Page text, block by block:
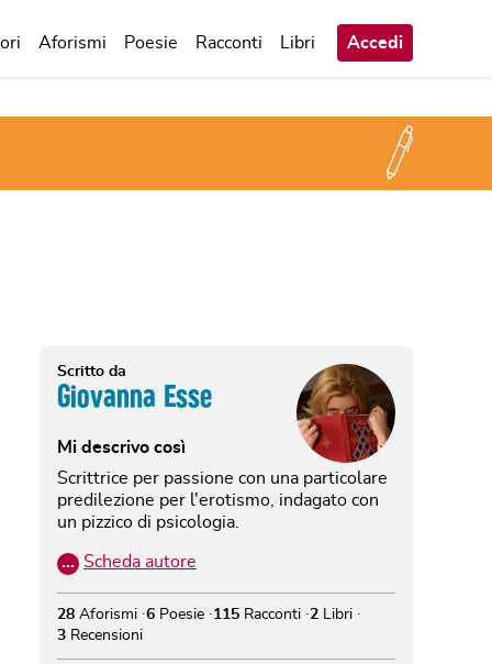
Aforismi Poesie Racconti Libri Accedi
Scritto da
Giovanna Esse
Mi descrivo così
Scrittrice per passione con una particolare
predilezione per l'erotismo, indagato con
un pizzico di psicologia.
… Scheda autore
28 Aforismi 6 Poesie 115 Racconti 2 Libri
3 Recensioni